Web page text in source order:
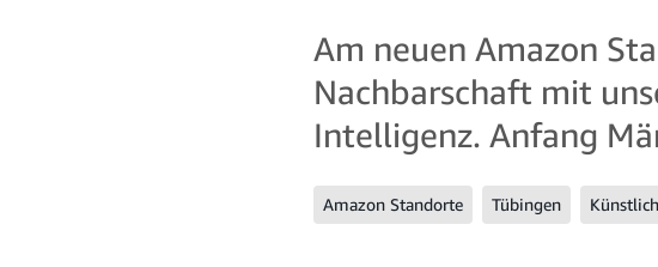
Am neuen Amazon
Nachbarschaft mit
Intelligenz. Anfang
Amazon Standorte Tübingen